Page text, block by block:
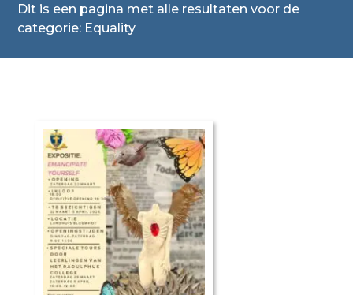
Dit is een pagina met alle resultaten voor de
categorie: Equality